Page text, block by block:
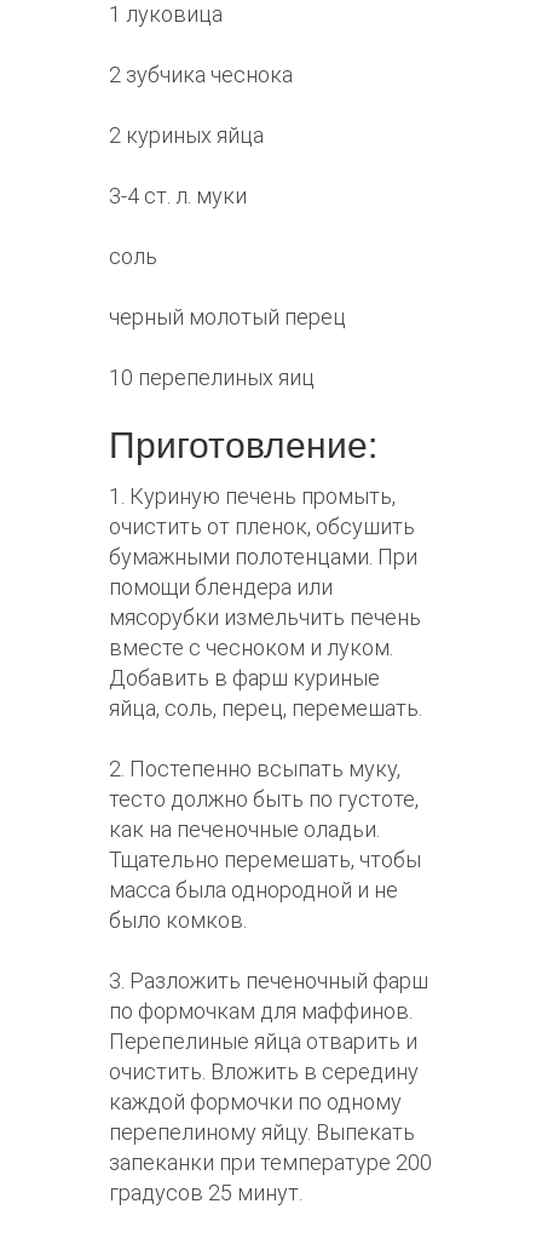
1 луковица
2 зубчика чеснока
2 куриных яйца
3-4 ст. л. муки
соль
черный молотый перец
10 перепелиных яиц
Приготовление:
1. Куриную печень промыть,
очистить от пленок, обсушить
бумажными полотенцами. При
помощи блендера или
мясорубки измельчить печень
вместе с чесноком и луком.
Добавить в фарш куриные
яйца, соль, перец, перемешать.
2. Постепенно всыпать муку,
тесто должно быть по густоте,
как на печеночные оладьи.
Тщательно перемешать, чтобы
масса была однородной и не
было комков.
3. Разложить печеночный фарш
по формочкам для маффинов.
Перепелиные яйца отварить и
очистить. Вложить в середину
каждой формочки по одному
перепелиному яйцу. Выпекать
запеканки при температуре 200
градусов 25 минут.